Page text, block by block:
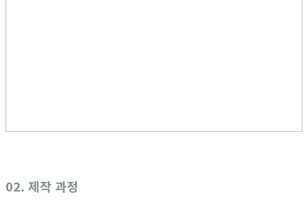
02. 제작 과정